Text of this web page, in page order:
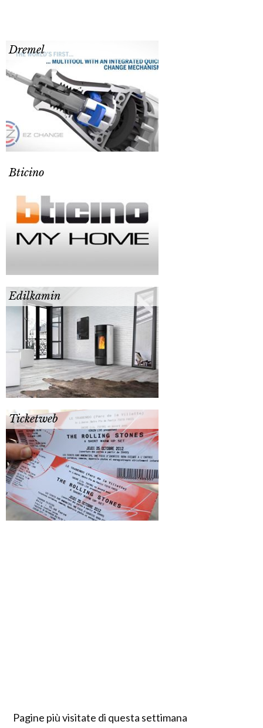
Dremel
Bticino
Edilkamin
Ticketweb
Pagine più visitate di questa settimana